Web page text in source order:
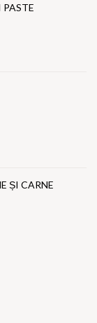
PASTE
ȘI CARNE